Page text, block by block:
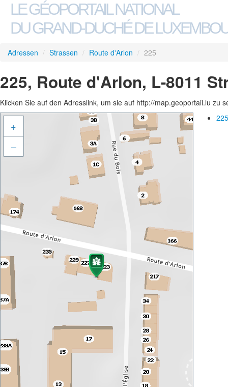
LE GÉOPORTAIL NATIONAL
DU GRAND-DUCHÉ DE
Adressen / Strassen / Route d'Arlon / 225
225, Route d'Arlon, L-8011
Klicken Sie auf den Adresslink, um sie auf http://map.geoportail.lu zu
+
–